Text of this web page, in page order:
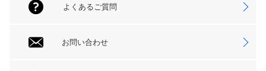
よくあるご質問
お問い合わせ